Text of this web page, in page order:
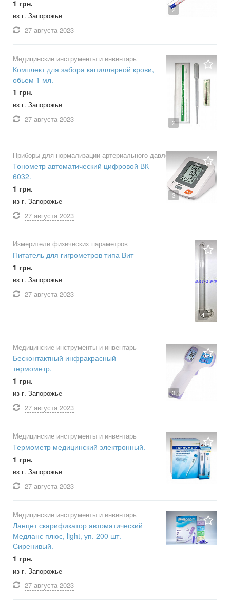
2
1 грн.
из г. Запорожье
27 августа 2023
2
Медицинские инструменты и инвентарь
Комплект для забора капиллярной крови,
обьем 1 мл.
1 грн.
из г. Запорожье
27 августа 2023
3
Приборы для нормализации артериального давления
Тонометр автоматический цифровой ВК
6032.
1 грн.
из г. Запорожье
27 августа 2023
4
Измерители физических параметров
Питатель для гигрометров типа Вит
1 грн.
из г. Запорожье
27 августа 2023
3
Медицинские инструменты и инвентарь
Бесконтактный инфракрасный
термометр.
1 грн.
из г. Запорожье
27 августа 2023
Медицинские инструменты и инвентарь
Термометр медицинский электронный.
1 грн.
из г. Запорожье
27 августа 2023
Медицинские инструменты и инвентарь
Ланцет скарификатор автоматический
Медланс плюс, light, уп. 200 шт.
Сиренивый.
1 грн.
из г. Запорожье
27 августа 2023